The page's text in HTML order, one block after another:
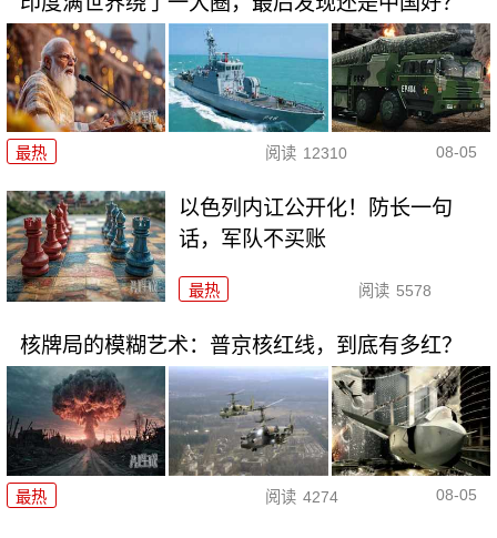
最热 阅读 12310 08-05
以色列内讧公开化！防长一句
话，军队不买账
最热 阅读 5578
核牌局的模糊艺术：普京核红线，到底有多红？
最热 阅读 4274 08-05